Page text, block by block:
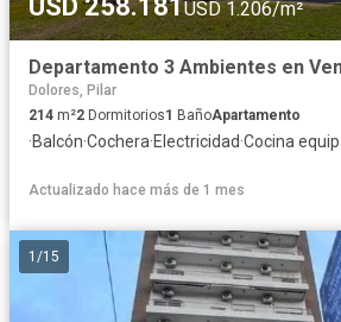
USD 258.181USD 1.206/m²
Dolores, Pilar
214 m²2 Dormitorios1 BañoApartamento
·Balcón·Cochera·Electricidad·Cocina
Actualizado hace más de 1 mes
1 /15